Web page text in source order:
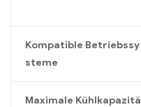
Kompatible Betriebssy
steme
Maximale Kühlkapazitä